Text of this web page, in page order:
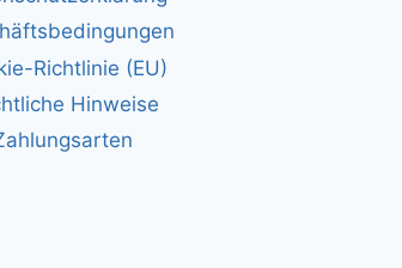
Richtlinie (EU)
Hinweise